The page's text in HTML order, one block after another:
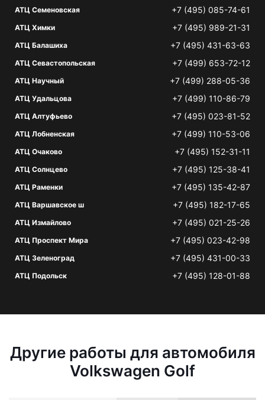
АТЦ Семеновская +7 (495) 085-74-61
АТЦ Химки +7 (495) 989-21-31
АТЦ Балашиха +7 (495) 431-63-63
АТЦ Севастопольская +7 (499) 653-72-12
АТЦ Научный +7 (499) 288-05-36
АТЦ Удальцова +7 (499) 110-86-79
АТЦ Алтуфьево +7 (495) 023-81-52
АТЦ Лобненская +7 (499) 110-53-06
АТЦ Очаково +7 (495) 152-31-11
АТЦ Солнцево +7 (495) 125-38-41
АТЦ Раменки +7 (495) 135-42-87
АТЦ Варшавское ш +7 (495) 182-17-65
АТЦ Измайлово +7 (495) 021-25-26
АТЦ Проспект Мира +7 (495) 023-42-98
АТЦ Зеленоград +7 (495) 431-00-33
АТЦ Подольск +7 (495) 128-01-88
Другие работы для автомобиля
Volkswagen Golf